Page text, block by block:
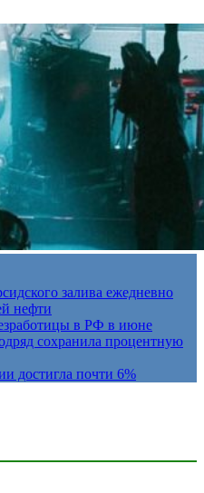
залива ежедневно
нефти
в РФ в июне
сохранила процентную
достигла почти 6%